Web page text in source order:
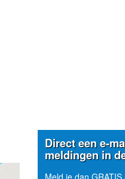
Direct een e-
meldingen in
Meld je dan